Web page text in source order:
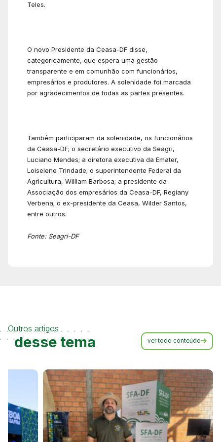
Teles.
O novo Presidente da Ceasa-DF disse,
categoricamente, que espera uma gestão
transparente e em comunhão com funcionários,
empresários e produtores. A solenidade foi marcada
por agradecimentos de todas as partes presentes.
Também participaram da solenidade, os funcionários
da Ceasa-DF; o secretário executivo da Seagri,
Luciano Mendes; a diretora executiva da Emater,
Loiselene Trindade; o superintendente Federal da
Agricultura, William Barbosa; a presidente da
Associação dos empresários da Ceasa-DF, Regiany
Verbena; o ex-presidente da Ceasa, Wilder Santos,
entre outros.
Fonte: Seagri-DF
Outros artigos
desse tema ver todo conteúdo